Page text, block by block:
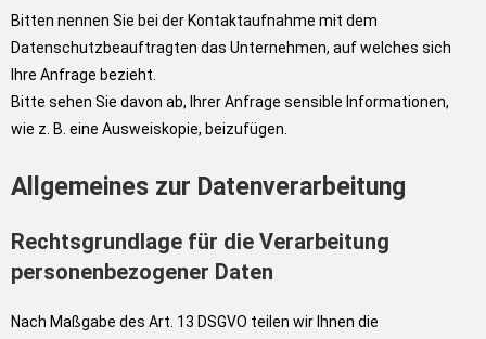
Bitten nennen Sie bei der Kontaktaufnahme mit dem
Datenschutzbeauftragten das Unternehmen, auf welches sich
Ihre Anfrage bezieht.
Bitte sehen Sie davon ab, Ihrer Anfrage sensible Informationen,
wie z. B. eine Ausweiskopie, beizufügen.
Allgemeines zur Datenverarbeitung
Rechtsgrundlage für die Verarbeitung
personenbezogener Daten
Nach Maßgabe des Art. 13 DSGVO teilen wir Ihnen die